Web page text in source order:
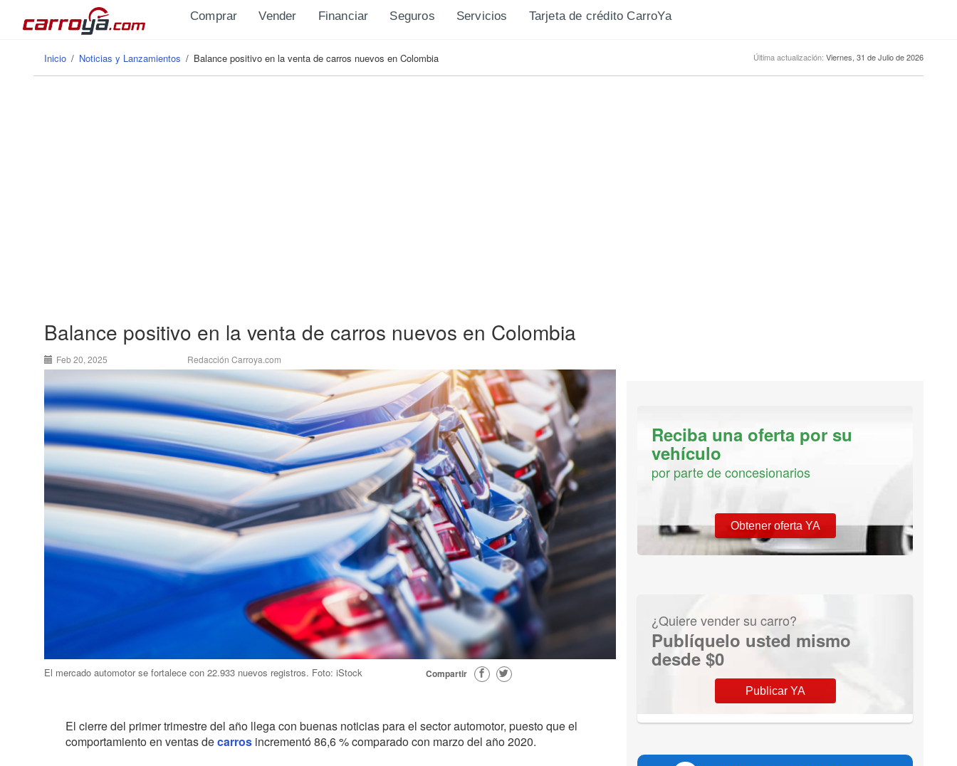
Pasar al contenido principal
Comprar Vender Financiar Seguros Servicios Tarjeta de crédito CarroYa
Se encuentra usted aquí
Inicio / Noticias y Lanzamientos / Balance positivo en la venta de carros nuevos en Colombia Última actualización: Viernes, 31 de Julio de 2026
Balance positivo en la venta de carros nuevos en Colombia
Feb 20, 2025 Redacción Carroya.com
El mercado automotor se fortalece con 22.933 nuevos registros. Foto: iStock Compartir
El cierre del primer trimestre del año llega con buenas noticias para el sector automotor, puesto que el
comportamiento en ventas decarros incrementó 86,6 % comparado con marzo del año 2020.
Reciba una oferta por su
vehículo
por parte de concesionarios
Obtener oferta YA
¿Quiere vender su carro?
Publíquelo usted mismo
desde $0
Publicar YA